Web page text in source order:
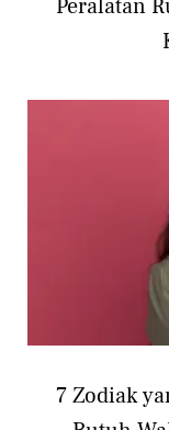
Peralatan
7 Zodiak